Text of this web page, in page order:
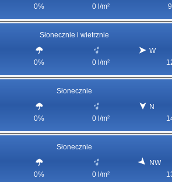
0% 0 l/m²
Słonecznie i wietrznie
0% 0 l/m²
W
Słonecznie
0% 0 l/m²
N
Słonecznie
0% 0 l/m²
NW